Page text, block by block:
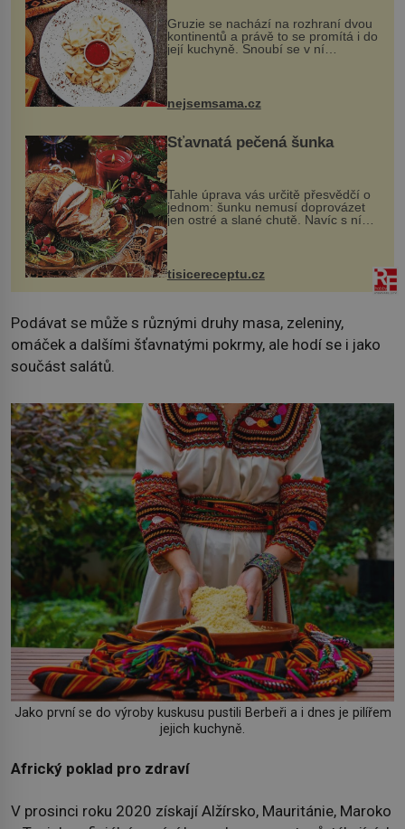
Gruzie se nachází na rozhraní dvou
kontinentů a právě to se promítá i do
její kuchyně. Snoubí se v ní
evropské a asijské chutě a díky tomu
pokrmy, které rozhodně st...
nejsemsama.cz
Šťavnatá pečená šunka
Tahle úprava vás určitě přesvědčí o
jednom: šunku nemusí doprovázet
jen ostré a slané chutě. Navíc s ní
nakrmíte poměrně hodně hladových
krků. Ingredience sádlo 3 kg šunky
vcelku 3 stroužky česneku hl...
tisicereceptu.cz
Podávat se může s různými druhy masa, zeleniny,
omáček a dalšími šťavnatými pokrmy, ale hodí se i jako
součást salátů.
Jako první se do výroby kuskusu pustili Berbeři a i dnes je pilířem
jejich kuchyně.
Africký poklad pro zdraví
V prosinci roku 2020 získají Alžírsko, Mauritánie, Maroko